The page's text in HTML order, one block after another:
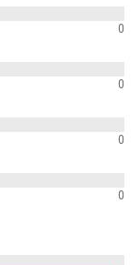
0
0
0
0